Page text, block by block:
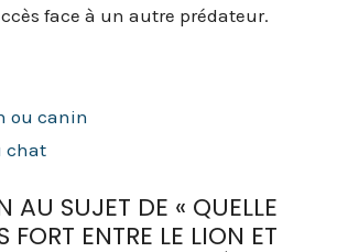
face à un autre prédateur.
ou canin
chat
AU SUJET DE « QUELLE
FORT ENTRE LE LION ET